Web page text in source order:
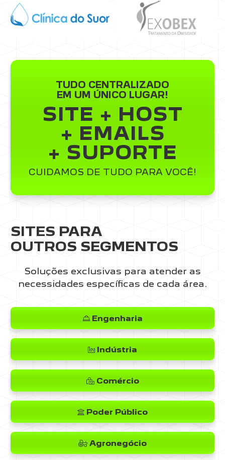
TUDO CENTRALIZADO
EM UM ÚNICO LUGAR!
SITE + HOST
+ EMAILS
+ SUPORTE
CUIDAMOS DE TUDO PARA VOCÊ!
SITES PARA
OUTROS SEGMENTOS
Soluções exclusivas para atender as
necessidades específicas de cada área.
Engenharia
Indústria
Comércio
Poder Público
Agronegócio